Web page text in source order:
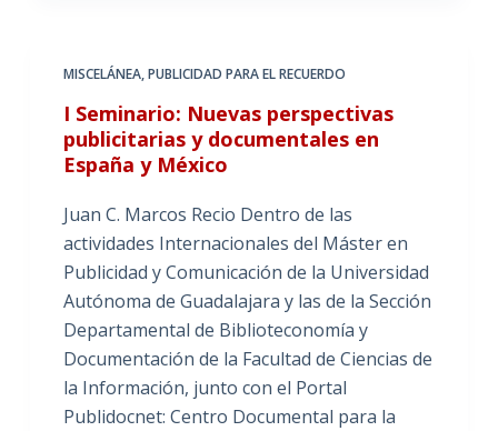
MISCELÁNEA,PUBLICIDAD PARA EL RECUERDO
I Seminario: Nuevas perspectivas
publicitarias y documentales en
España y México
Juan C. Marcos Recio Dentro de las
actividades Internacionales del Máster en
Publicidad y Comunicación de la Universidad
Autónoma de Guadalajara y las de la Sección
Departamental de Biblioteconomía y
Documentación de la Facultad de Ciencias de
la Información, junto con el Portal
Publidocnet: Centro Documental para la